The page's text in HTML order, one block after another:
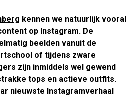
kennen we natuurlijk vooral
op Instagram. De
beelden vanuit de
of tijdens zware
zijn inmiddels wel gewend
tops en actieve outfits.
nieuwste Instagramverhaal